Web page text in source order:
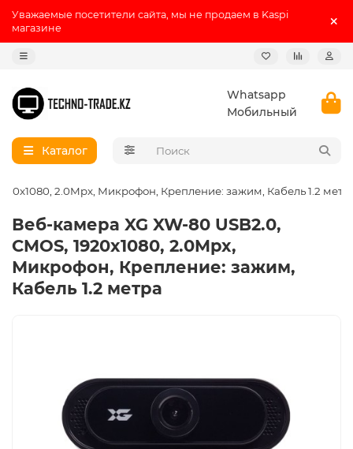
Уважаемые посетители сайта, мы не продаем в Kaspi
магазине
Whatsapp
Мобильный
Каталог
2.0Mpx, Микрофон, Крепление: зажим, Кабель 1.2
Веб-камера XG XW-80 USB2.0,
CMOS, 1920x1080, 2.0Mpx,
Микрофон, Крепление: зажим,
Кабель 1.2 метра